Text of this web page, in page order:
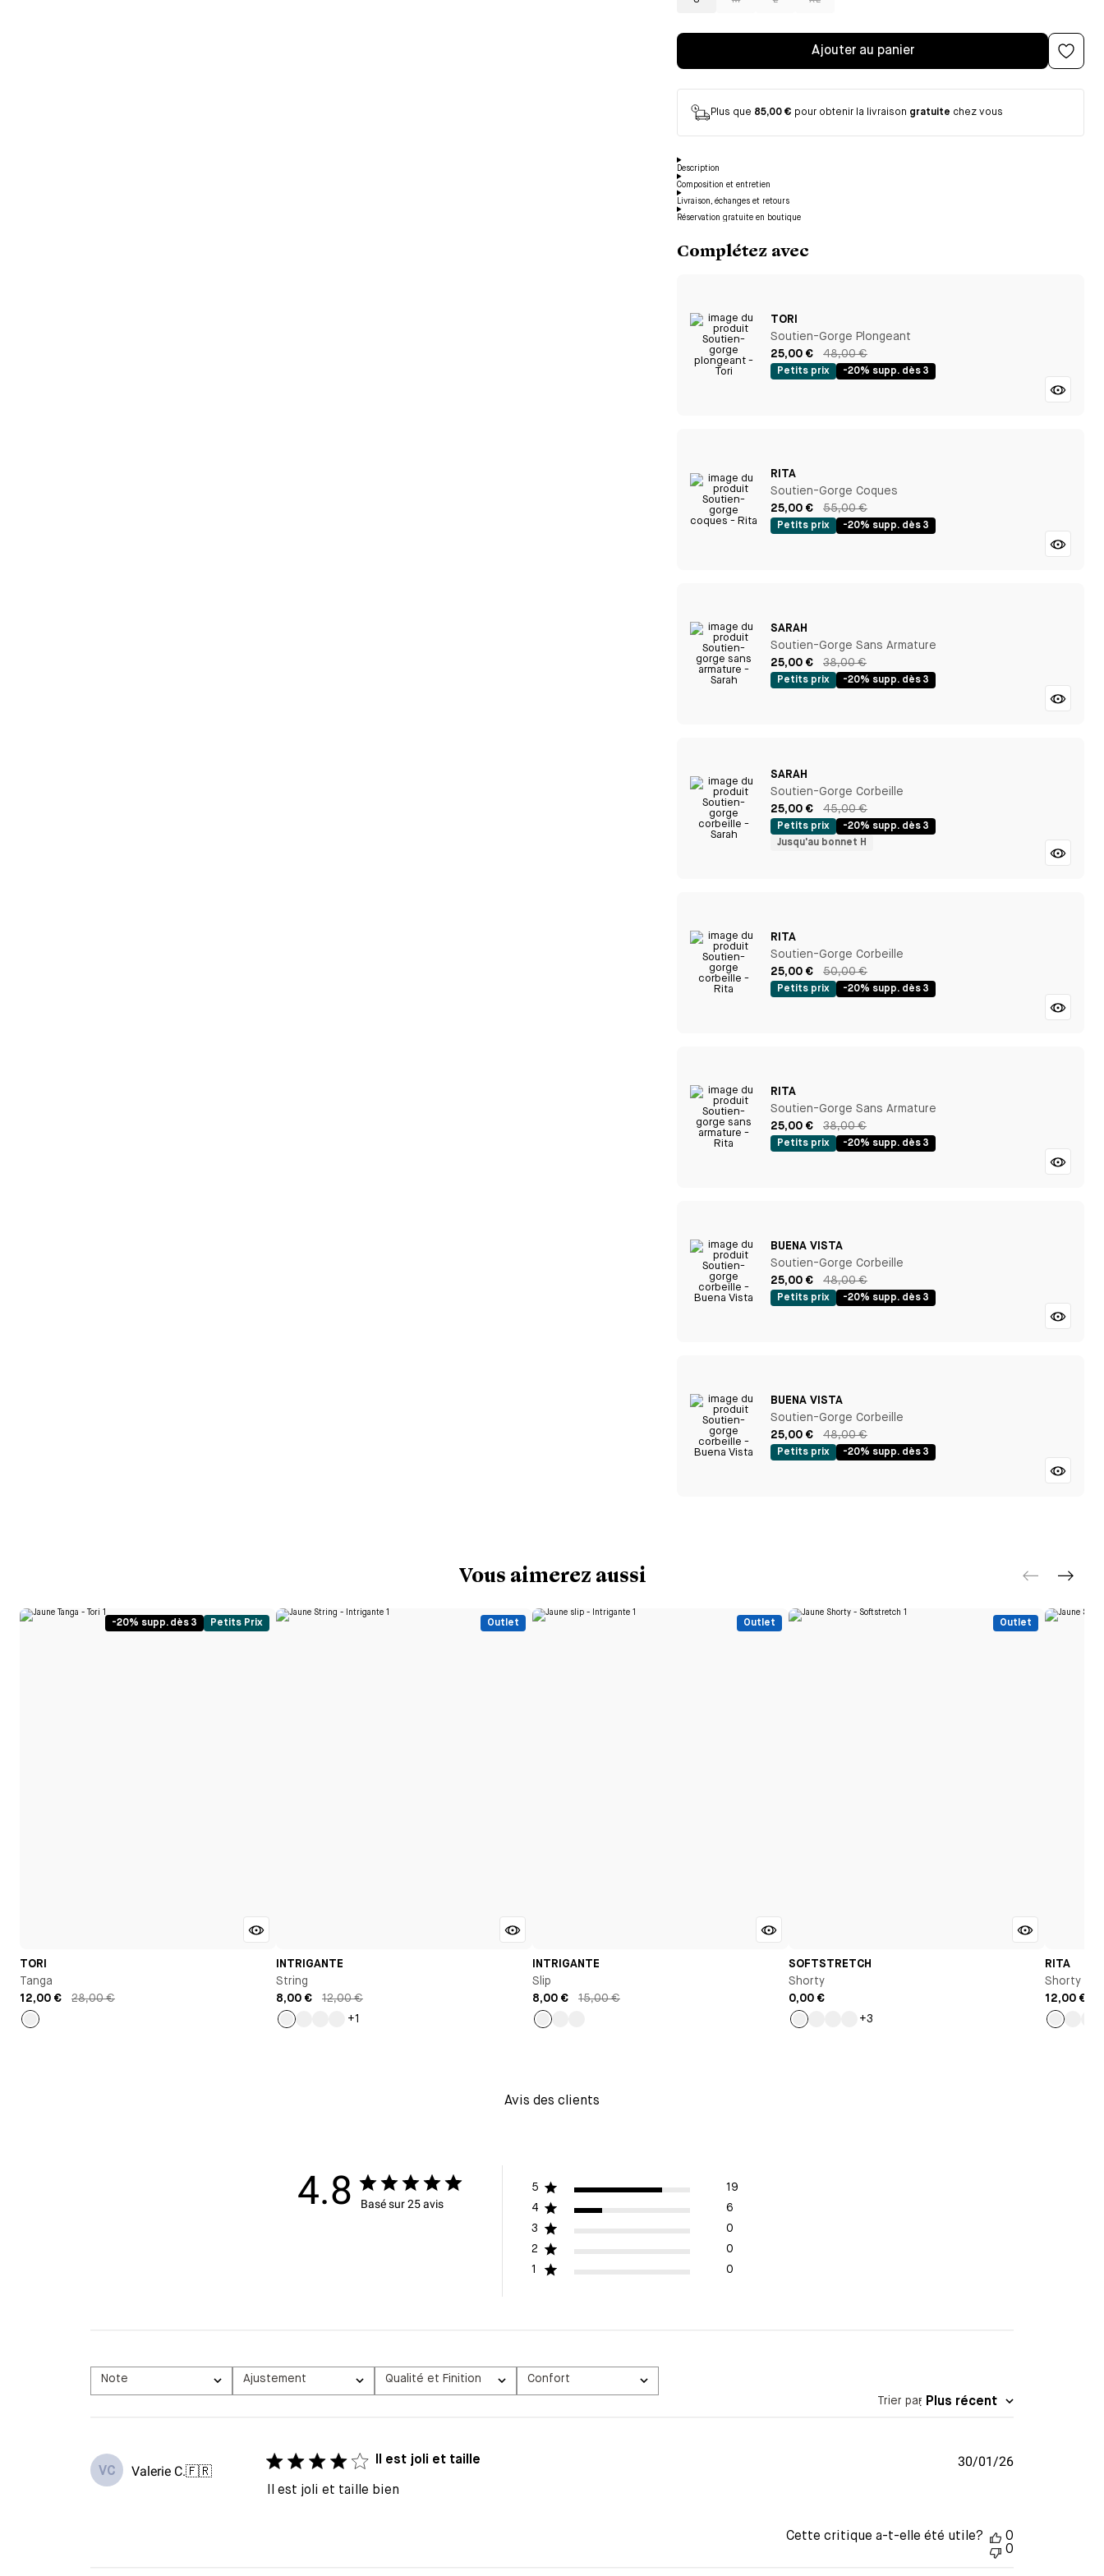
Ajouter au panier
Plus que 85,00 € pour obtenir la livraison gratuite chez vous
Description
Composition et entretien
Livraison, échanges et retours
Réservation gratuite en boutique
Complétez avec
TORI
Soutien-Gorge Plongeant
25,00 €
48,00 €
Petits prix -20% supp. dès 3
RITA
Soutien-Gorge Coques
25,00 €
55,00 €
Petits prix -20% supp. dès 3
SARAH
Soutien-Gorge Sans Armature
25,00 €
38,00 €
Petits prix -20% supp. dès 3
SARAH
Soutien-Gorge Corbeille
25,00 €
45,00 €
Petits prix
-20% supp. dès 3
Jusqu'au bonnet H
RITA
Soutien-Gorge Corbeille
25,00 €
50,00 €
Petits prix -20% supp. dès 3
RITA
Soutien-Gorge Sans Armature
25,00 €
38,00 €
Petits prix -20% supp. dès 3
BUENA VISTA
Soutien-Gorge Corbeille
25,00 €
48,00 €
Petits prix -20% supp. dès 3
BUENA VISTA
Soutien-Gorge Corbeille
25,00 €
48,00 €
Petits prix -20% supp. dès 3
Vous aimerez aussi
-20% supp. dès 3 Petits Prix
TORI
Tanga
12,00 €
28,00 €
Or
Outlet
INTRIGANTE
String
8,00 €
12,00 €
Or
+1
Outlet
INTRIGANTE
Slip
8,00 €
15,00 €
Or
Outlet
SOFTSTRETCH
Shorty
0,00 €
Citrus
+3
RITA
Shorty
12,00 €
Ocre
Avis des clients
4.8 Basé sur 25 avis
5
19
4
6
3
0
2
0
1
0
Note
Toutes les évaluations
Ajustement
Tous
Qualité et Finition
Tous
Confort
Tous
Trier par: Plus récent
VC Valerie C.🇫🇷
Il est joli et taille
Il est joli et taille bien
Date
30/01/26
Cette critique a-t-elle été utile?
0
0